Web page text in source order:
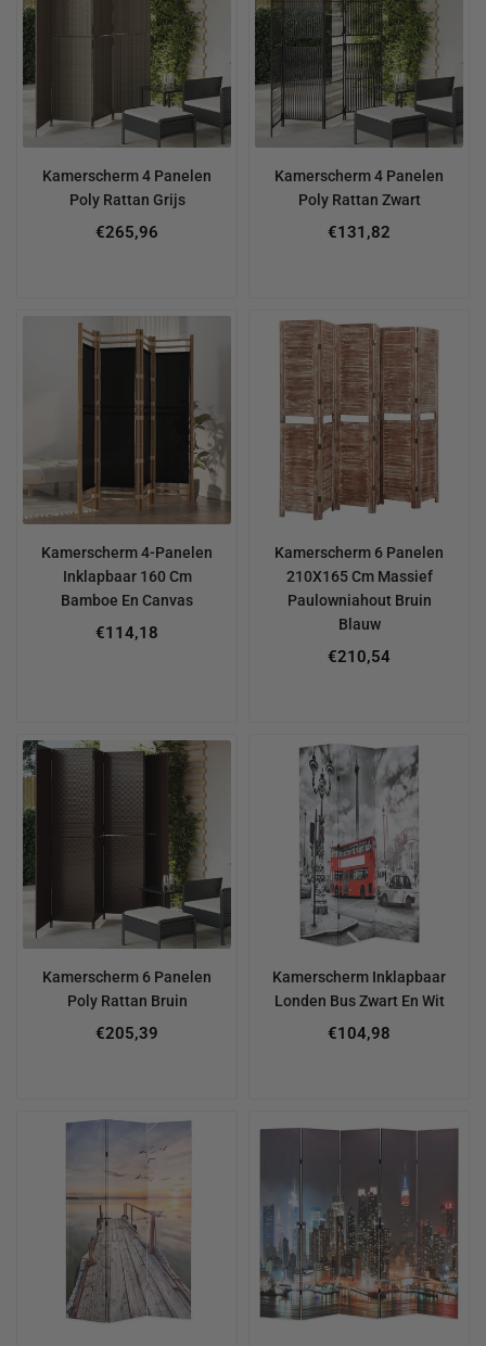
Kamerscherm 4 Panelen
Poly Rattan Grijs
€265,96
Kamerscherm 4 Panelen
Poly Rattan Zwart
€131,82
Kamerscherm 4-Panelen
Inklapbaar 160 Cm
Bamboe En Canvas
€114,18
Kamerscherm 6 Panelen
210X165 Cm Massief
Paulowniahout Bruin
Blauw
Regular
€210,54
Kamerscherm 6 Panelen
Poly Rattan Bruin
€205,39
Kamerscherm Inklapbaar
Londen Bus Zwart En Wit
€104,98